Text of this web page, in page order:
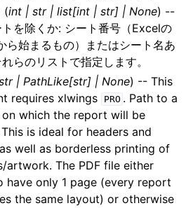
(int | str| list[int | str] | None) --
トを除くか: シート番号（Excelの
ら始まるもの）またはシート名あ
らのリストで指定します。
| PathLike[str] | None) -- This
requires xlwings
PRO . Path to a
on which the report will be
is ideal for headers and
well as borderless printing of
artwork. The PDF file either
have only 1 page (every report
the same layout) or otherwise